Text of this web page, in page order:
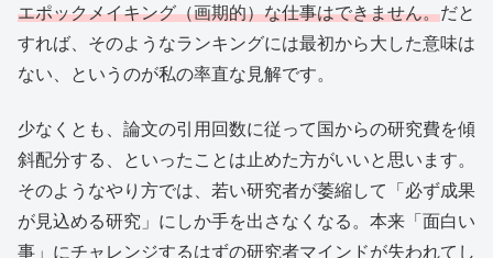
エポックメイキング（画期的）な仕事はできません。だと
すれば、そのようなランキングには最初から大した意味は
ない、というのが私の率直な見解です。
少なくとも、論文の引用回数に従って国からの研究費を傾
斜配分する、といったことは止めた方がいいと思います。
そのようなやり方では、若い研究者が萎縮して「必ず成果
が見込める研究」にしか手を出さなくなる。本来「面白い
事」にチャレンジするはずの研究者マインドが失われてし